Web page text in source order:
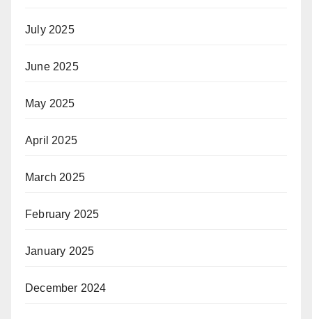
July 2025
June 2025
May 2025
April 2025
March 2025
February 2025
January 2025
December 2024